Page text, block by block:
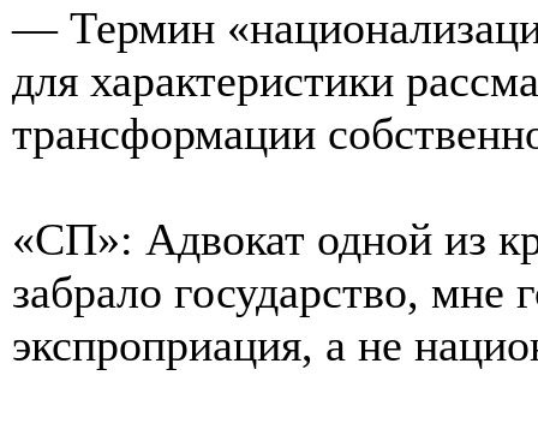
— Термин
для характеристики
трансформации
«СП»: Адвокат одной из
забрало государство, мне
экспроприация, а не